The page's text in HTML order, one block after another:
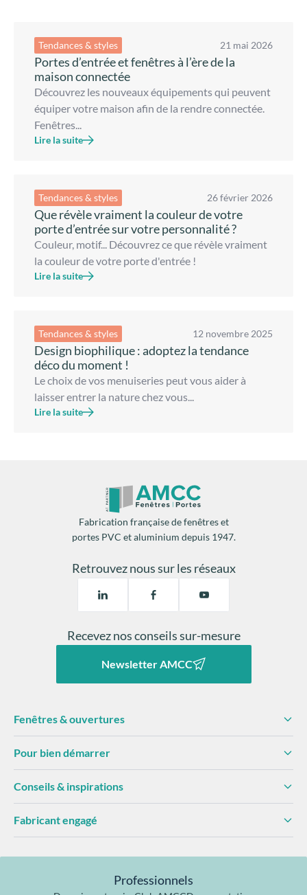
Tendances & styles 21 mai 2026
Portes d’entrée et fenêtres à l’ère de la
maison connectée
Découvrez les nouveaux équipements qui peuvent
équiper votre maison afin de la rendre connectée.
Fenêtres...
Lire la suite
Tendances & styles 26 février 2026
Que révèle vraiment la couleur de votre
porte d’entrée sur votre personnalité ?
Couleur, motif... Découvrez ce que révèle vraiment
la couleur de votre porte d'entrée !
Lire la suite
Tendances & styles 12 novembre 2025
Design biophilique : adoptez la tendance
déco du moment !
Le choix de vos menuiseries peut vous aider à
laisser entrer la nature chez vous...
Lire la suite
Fabrication française de fenêtres et
portes PVC et aluminium depuis 1947.
Retrouvez nous sur les réseaux
Recevez nos conseils sur-mesure
Newsletter AMCC
Fenêtres & ouvertures
Pour bien démarrer
Conseils & inspirations
Fabricant engagé
Professionnels